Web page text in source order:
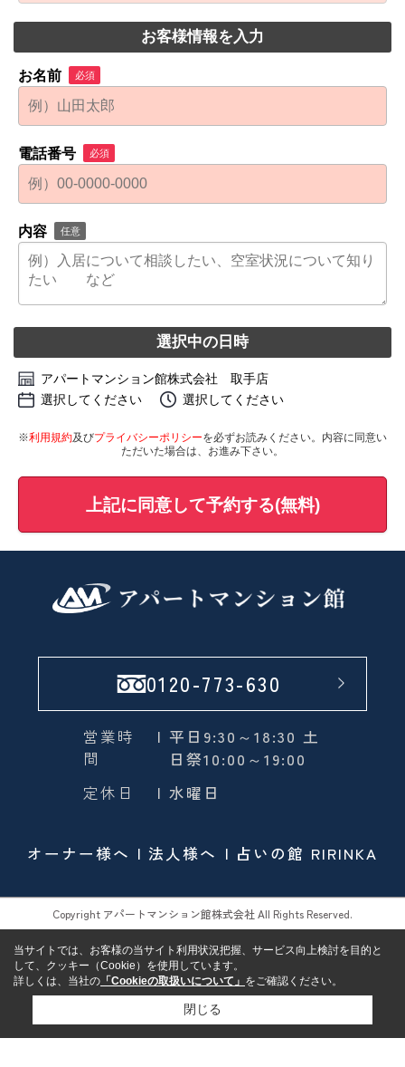
お客様情報を入力
お名前 必須
電話番号 必須
内容 任意
選択中の日時
アパートマンション館株式会社 取手店
選択してください
選択してください
※利用規約及びプライバシーポリシーを必ずお読みください。内容に同意い
ただいた場合は、お進み下さい。
上記に同意して予約する(無料)
0120-773-630
営業時
間
| 平日9:30～18:30 土
日祭10:00～19:00
定休日
| 水曜日
オーナー様へ 法人様へ 占いの館 RIRINKA
Copyright アパートマンション館株式会社 All Rights Reserved.
当サイトでは、お客様の当サイト利用状況把握、サービス向上検討を目的と
して、クッキー（Cookie）を使用しています。
詳しくは、当社の 「Cookieの取扱いについて」 をご確認ください。
閉じる